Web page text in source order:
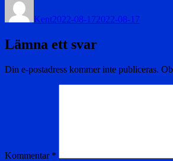
Kent2022-08-172022-08-17
Lämna ett svar
Din e-postadress kommer inte publiceras.
Kommentar *